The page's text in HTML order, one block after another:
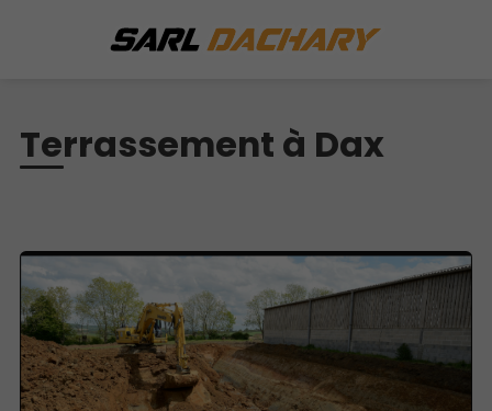
Terrassement à Dax